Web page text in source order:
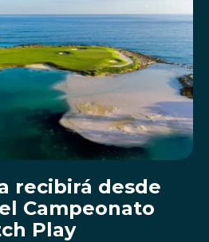
recibirá desde
Campeonato
Play